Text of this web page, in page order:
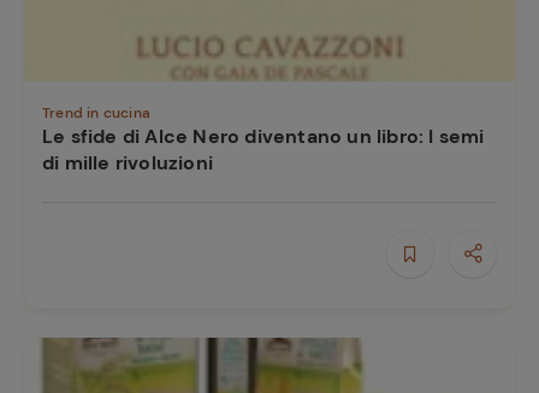
Trend in cucina
Le sfide di Alce Nero diventano un libro: I semi
di mille rivoluzioni